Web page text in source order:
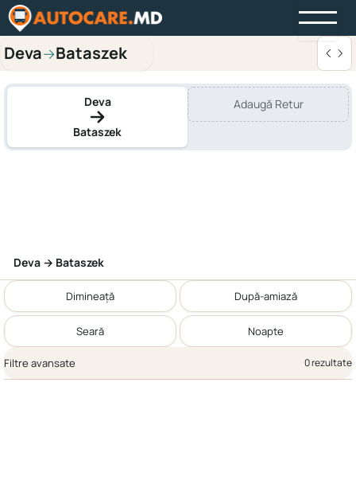
Deva→Bataszek
Deva
Bataszek
Adaugă Retur
Deva → Bataszek
Dimineață După-amiază
Seară Noapte
Filtre avansate 0 rezultate